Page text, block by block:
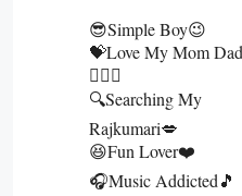
😎Simple Boy😉
💝Love My Mom Dad
👩‍❤️‍👨
🔍Searching My
Rajkumari💋
😆Fun Lover❤️
🎧Music Addicted🎵